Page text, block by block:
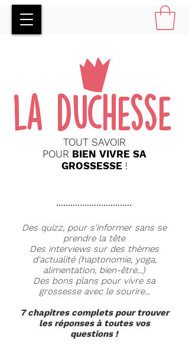
TOUT SAVOIR
POUR BIEN VIVRE SA
GROSSESSE !
la duchesse
Des quizz, pour s'informer sans se
prendre la tête
Des interviews sur des thèmes
d'actualité (haptonomie, yoga,
alimentation, bien-être...)
Des bons plans pour vivre sa
grossesse avec le sourire...
7 chapitres complets pour trouver
les réponses à toutes vos
questions !